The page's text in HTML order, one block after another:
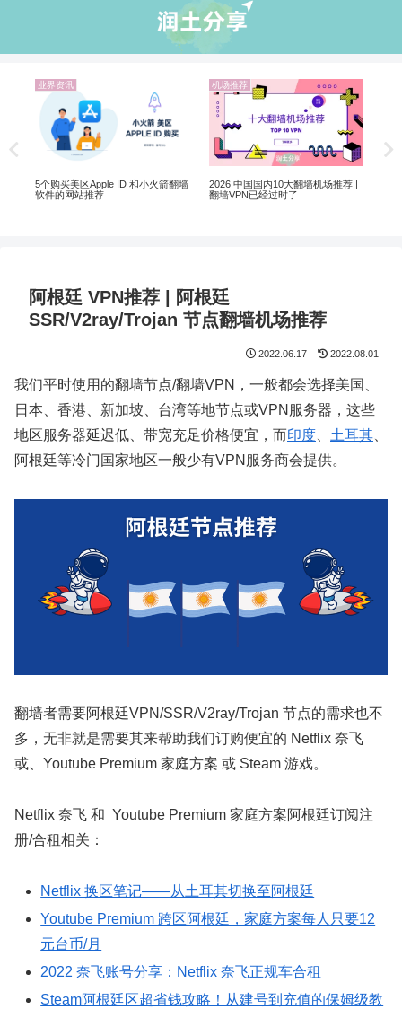
业界资讯
5个购买美区Apple ID 和小火箭翻墙
软件的网站推荐
机场推荐
2026 中国国内10大翻墙机场推荐 |
翻墙VPN已经过时了
阿根廷 VPN推荐 | 阿根廷
SSR/V2ray/Trojan 节点翻墙机场推荐
2022.06.17 2022.08.01
我们平时使用的翻墙节点/翻墙VPN，一般都会选择美国、
日本、香港、新加坡、台湾等地节点或VPN服务器，这些
地区服务器延迟低、带宽充足价格便宜，而印度 土耳其
阿根廷等冷门国家地区一般少有VPN服务商会提供。
翻墙者需要阿根廷VPN/SSR/V2ray/Trojan 节点的需求也不
多，无非就是需要其来帮助我们订购便宜的 Netflix 奈飞
或、Youtube Premium 家庭方案 或 Steam 游戏。
Netflix 奈飞 和 Youtube Premium 家庭方案阿根廷订阅注
册/合租相关：
Netflix 换区笔记——从土耳其切换至阿根廷
Youtube Premium 跨区阿根廷，家庭方案每人只要12
元台币/月
2022 奈飞账号分享：Netflix 奈飞正规车合租
Steam阿根廷区超省钱攻略！从建号到充值的保姆级教